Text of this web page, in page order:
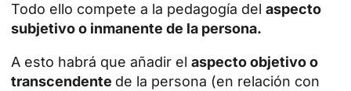
Todo ello compete a la pedagogía del aspecto
subjetivo o inmanente de la persona.
A esto habrá que añadir el aspecto objetivo o
transcendente de la persona (en relación con